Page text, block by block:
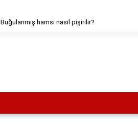
Buğulanmış hamsi nasıl pişirilir?